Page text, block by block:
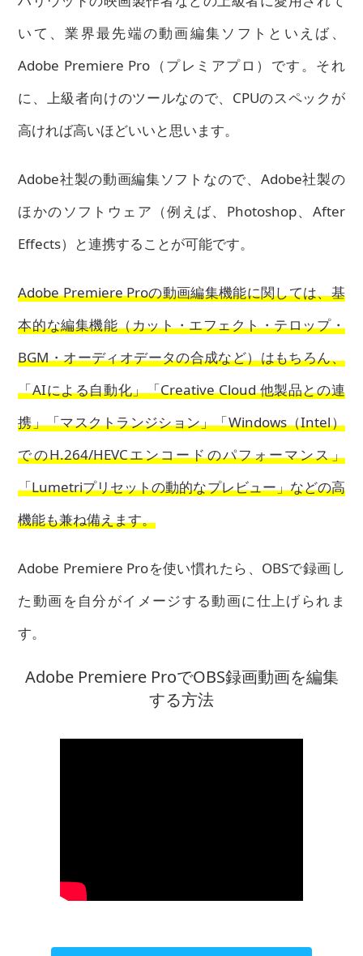
いて、業界最先端の動画編集ソフトといえば、
Adobe Premiere Pro（プレミアプロ）です。それ
に、上級者向けのツールなので、CPUのスペックが
高ければ高いほどいいと思います。
Adobe社製の動画編集ソフトなので、Adobe社製の
ほかのソフトウェア（例えば、Photoshop、After
Effects）と連携することが可能です。
Adobe Premiere Proの動画編集機能に関しては、基
本的な編集機能（カット・エフェクト・テロップ・
BGM・オーディオデータの合成など）はもちろん、
「AIによる自動化」「Creative Cloud 他製品との連
携」「マスクトランジション」「Windows（Intel）
でのH.264/HEVCエンコードのパフォーマンス」
「Lumetriプリセットの動的なプレビュー」などの高
機能も兼ね備えます。
Adobe Premiere Proを使い慣れたら、OBSで録画し
た動画を自分がイメージする動画に仕上げられま
す。
Adobe Premiere ProでOBS録画動画を編集
する方法